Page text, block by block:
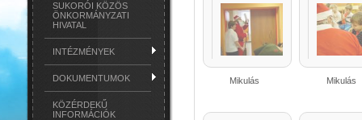
SUKORÓI KÖZÖS
ÖNKORMÁNYZATI
HIVATAL
INTÉZMÉNYEK
DOKUMENTUMOK
KÖZÉRDEKŰ
INFORMÁCIÓK
Mikulás Mikulás